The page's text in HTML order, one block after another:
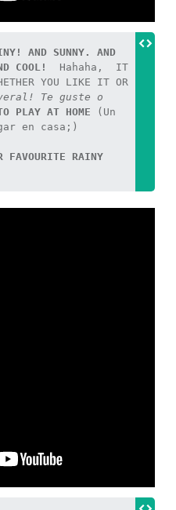
AND SUNNY. AND
COOL!
Hahaha,  IT
YOU LIKE IT OR
Te guste o
PLAY AT HOME (Un
en casa;)
FAVOURITE RAINY